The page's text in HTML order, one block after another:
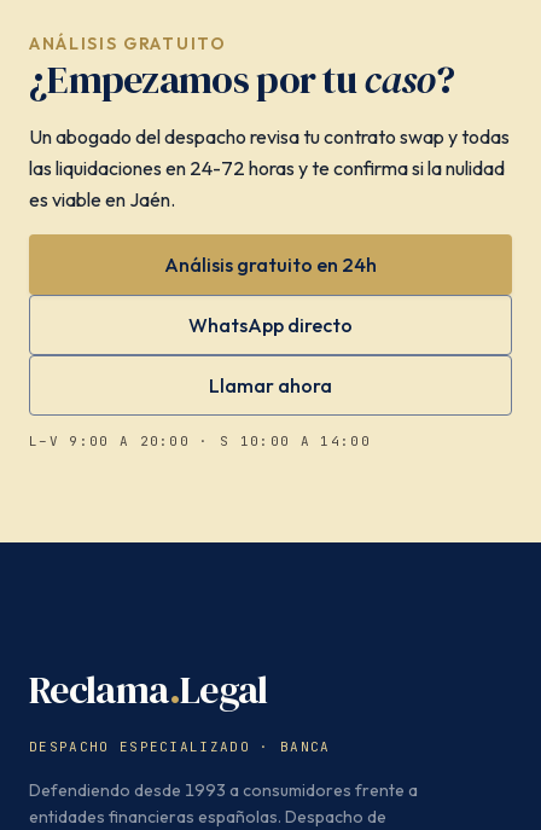
ANÁLISIS GRATUITO
¿Empezamos por tucaso?
Un abogado del despacho revisa tu contrato swap y todas
las liquidaciones en 24-72 horas y te confirma si la nulidad
es viable en Jaén.
Análisis gratuito en 24h
WhatsApp directo
Llamar ahora
L–V 9:00 A 20:00 · S 10:00 A 14:00
Reclama.Legal
DESPACHO ESPECIALIZADO · BANCA
Defendiendo desde 1993 a consumidores frente a
entidades financieras españolas. Despacho de